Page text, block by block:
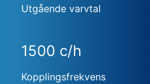
Utgående varvtal
1500 c/h
Kopplingsfrekvens